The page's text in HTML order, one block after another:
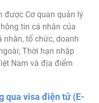
được Cơ quan quản lý
tin cá nhân của
nhân, tổ chức, doanh
Thời hạn nhập
Nam và địa điểm
qua visa điện tử (E-